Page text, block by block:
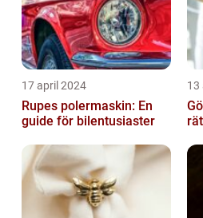
17 april 2024
Rupes polermaskin: En
guide för bilentusiaster
13